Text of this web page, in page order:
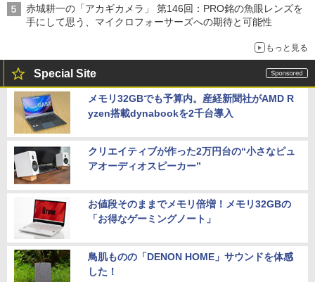
赤城耕一の「アカギカメラ」 第146回：PRO銘の魚眼レンズを
手にして思う、マイクロフォーサーズへの期待と可能性
もっと見る
Special Site
メモリ32GBでも予算内。産経新聞社がAMD R
yzen搭載dynabookを2千台導入
クリエイティブが作った2万円台の“小さなピュ
アオーディオスピーカー”
お値段そのままでメモリ倍増！メモリ32GBの
「お得なゲーミングノート」
鳥肌ものの「DENON HOME」サウンドを体感
した！